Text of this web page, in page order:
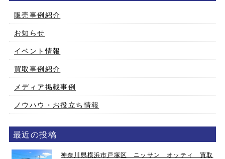
販売事例紹介
お知らせ
イベント情報
買取事例紹介
メディア掲載事例
ノウハウ・お役立ち情報
最近の投稿
神奈川県横浜市戸塚区 ニッサン オッティ 買取